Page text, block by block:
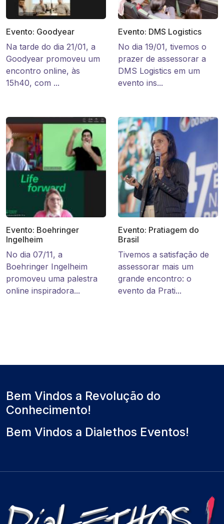
Evento: Goodyear
Na tarde do dia 21/01, a
Goodyear promoveu um
encontro online, às
15h40, com ...
Evento: DMS Logistics
No dia 19/01, tivemos o
prazer de assessorar a
DMS Logistics em um
evento ins...
Evento: Boehringer
Ingelheim
No dia 07/11, a
Boehringer Ingelheim
promoveu uma palestra
online inspiradora...
Evento: Pratiagem do
Brasil
Tivemos a satisfação de
assessorar mais um
grande encontro: o
evento da Prati...
Bem Vindos a Revolução do
Conhecimento!
Bem Vindos a Dialethos Eventos!